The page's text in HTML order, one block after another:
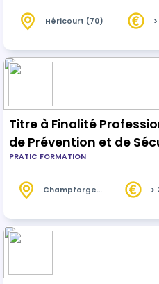
clés des cellules et modules
Héricourt (70)
Titre à Finalité
de Prévention et de
PRATIC FORMATION
Champforgeuil
>